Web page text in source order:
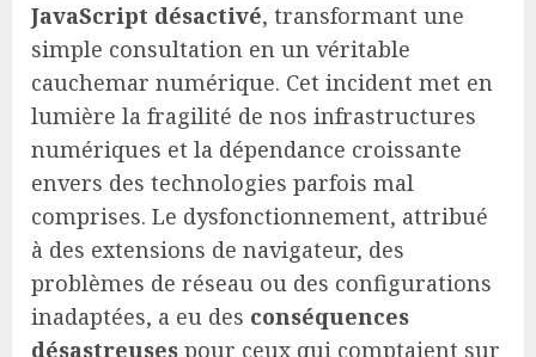
JavaScript désactivé, transformant une
simple consultation en un véritable
cauchemar numérique. Cet incident met en
lumière la fragilité de nos infrastructures
numériques et la dépendance croissante
envers des technologies parfois mal
comprises. Le dysfonctionnement, attribué
à des extensions de navigateur, des
problèmes de réseau ou des configurations
inadaptées, a eu des conséquences
désastreuses pour ceux qui comptaient sur